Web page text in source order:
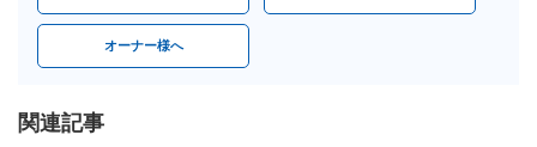
オーナー様へ
関連記事